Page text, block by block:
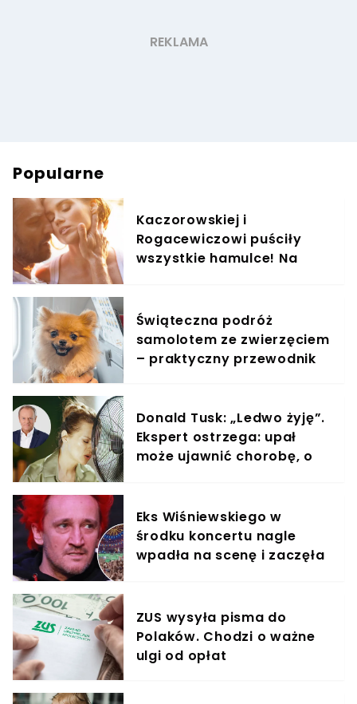
Popularne
Kaczorowskiej i
Rogacewiczowi puściły
wszystkie hamulce! Na
Świąteczna podróż
samolotem ze zwierzęciem
– praktyczny przewodnik
Donald Tusk: „Ledwo żyję”.
Ekspert ostrzega: upał
może ujawnić chorobę, o
Eks Wiśniewskiego w
środku koncertu nagle
wpadła na scenę i zaczęła
ZUS wysyła pisma do
Polaków. Chodzi o ważne
ulgi od opłat